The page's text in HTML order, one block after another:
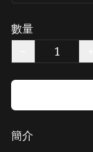
數量
簡介